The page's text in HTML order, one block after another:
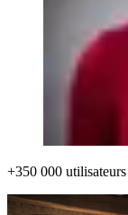
+350 000 utilisateurs